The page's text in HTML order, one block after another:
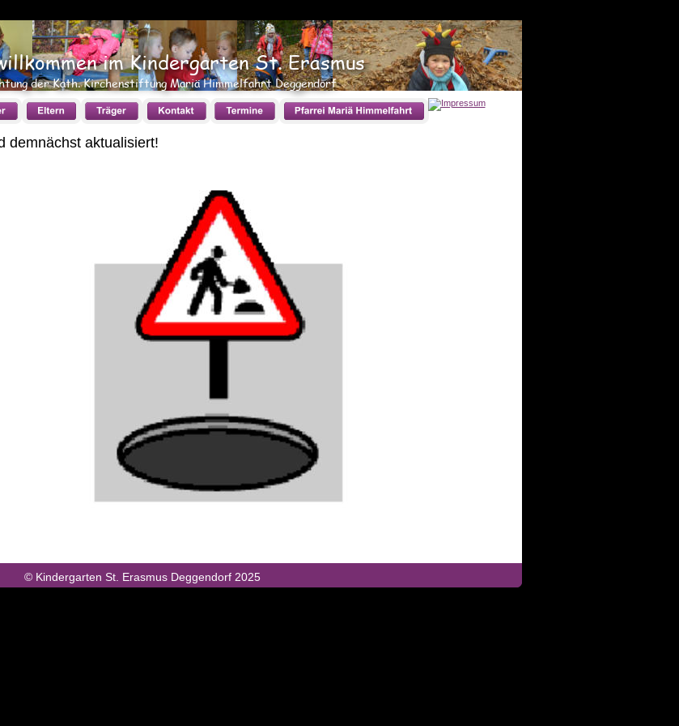
© Kindergarten St. Erasmus Deggendorf 2025
demnächst aktualisiert!
im Kindergarten St. Erasmus
der Kath. Kirchenstiftung Mariä Himmelfahrt Deggendorf